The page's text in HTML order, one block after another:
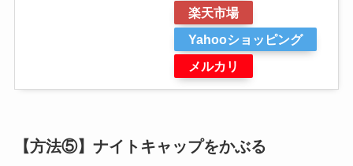
楽天市場
Yahooショッピング
メルカリ
【方法⑤】ナイトキャップをかぶる